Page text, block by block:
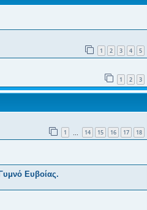
1 2 3 4 5
1 2 3
1 14 15 16 17 18
Ευβοίας.